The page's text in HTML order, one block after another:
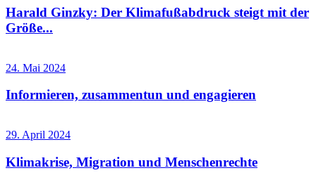
Harald Ginzky: Der Klimafußabdruck steigt mit der
Größe...
24. Mai 2024
Informieren, zusammentun und engagieren
29. April 2024
Klimakrise, Migration und Menschenrechte